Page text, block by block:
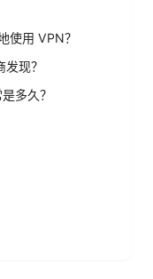
使用 VPN？
现？
多久？